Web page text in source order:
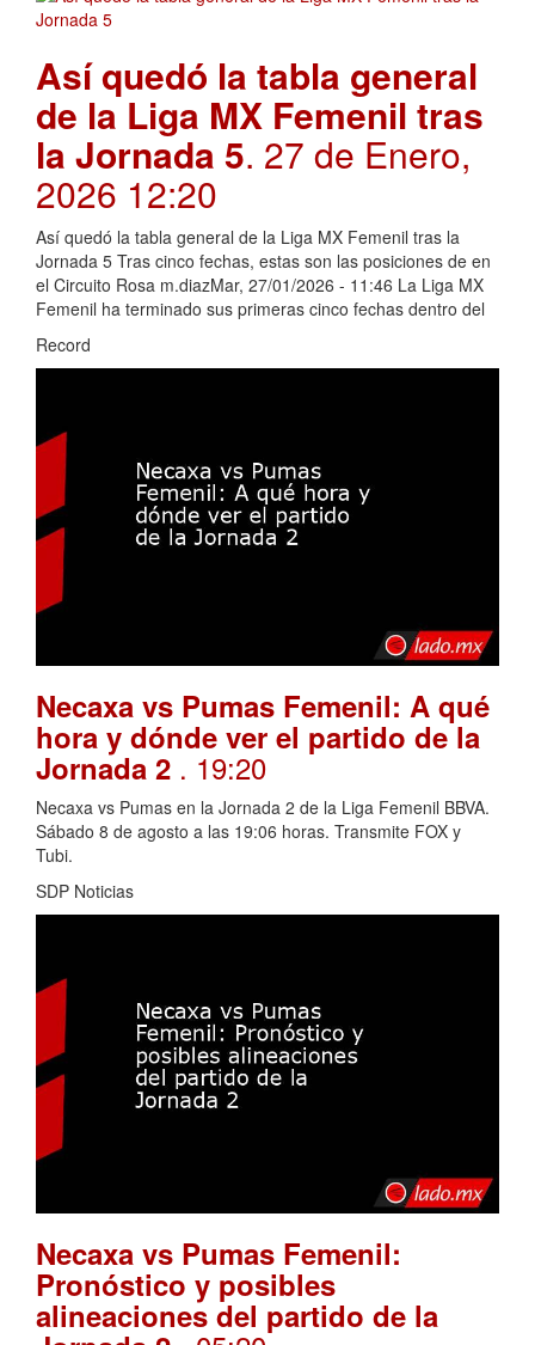
Así quedó la tabla general
de la Liga MX Femenil tras
la Jornada 5. 27 de Enero,
2026 12:20
Así quedó la tabla general de la Liga MX Femenil tras la
Jornada 5 Tras cinco fechas, estas son las posiciones de en
el Circuito Rosa m.diazMar, 27/01/2026 - 11:46 La Liga MX
Femenil ha terminado sus primeras cinco fechas dentro del
Record
Necaxa vs Pumas Femenil: A qué
hora y dónde ver el partido de la
Jornada 2 . 19:20
Necaxa vs Pumas en la Jornada 2 de la Liga Femenil BBVA.
Sábado 8 de agosto a las 19:06 horas. Transmite FOX y
Tubi.
SDP Noticias
Necaxa vs Pumas Femenil:
Pronóstico y posibles
alineaciones del partido de la